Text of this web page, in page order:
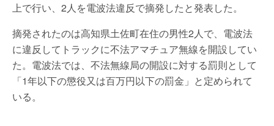
上で行い、2人を電波法違反で摘発したと発表した。
摘発されたのは高知県土佐町在住の男性2人で、電波法
に違反してトラックに不法アマチュア無線を開設してい
た。電波法では、不法無線局の開設に対する罰則として
「1年以下の懲役又は百万円以下の罰金」と定められて
いる。